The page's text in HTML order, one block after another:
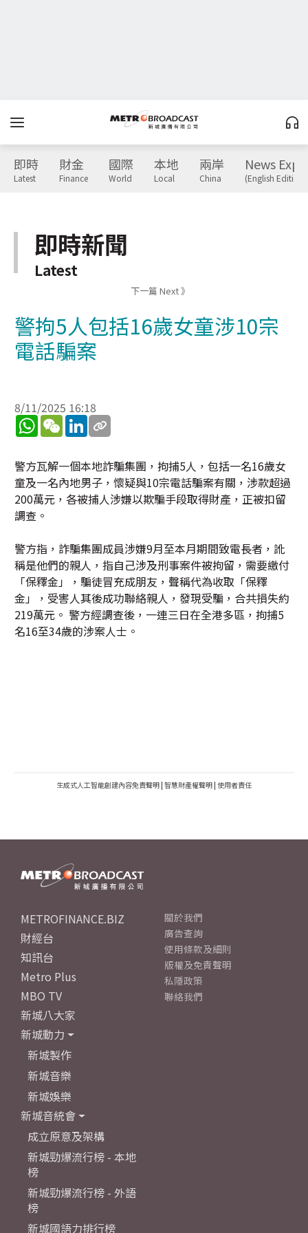
即時
Latest
財金
Finance
國際
World
本地
Local
兩岸
China
News
(English Edition)
即時新聞
Latest
下一篇 Next 》
警拘5人包括16歲女童涉10宗
電話騙案
8/11/2025 16:18
WhatsApp
WeChatLinkedIn
警方瓦解一個本地詐騙集團，拘捕5人，包括一名16歲女
童及一名內地男子，懷疑與10宗電話騙案有關，涉款超過
200萬元，各被捕人涉嫌以欺騙手段取得財產，正被扣留
調查。
警方指，詐騙集團成員涉嫌9月至本月期間致電長者，訛
稱是他們的親人，指自己涉及刑事案件被拘留，需要繳付
「保釋金」，騙徒冒充成朋友，聲稱代為收取「保釋
金」，受害人其後成功聯絡親人，發現受騙，合共損失約
219萬元。 警方經調查後，一連三日在全港多區，拘捕5
名16至34歲的涉案人士。
生成式人工智能創建內容免責聲明 | 智慧財產權聲明 | 使用者責任
METROFINANCE.BIZ
財經台
知訊台
Metro Plus
MBO TV
新城八大家
新城動力
新城製作
新城音樂
新城娛樂
新城音統會
成立原意及架構
新城勁爆流行榜 - 本地
榜
新城勁爆流行榜 - 外語
榜
新城國語力排行榜
關於我們
廣告查詢
使用條款及細則
版權及免責聲明
私隱政策
聯絡我們